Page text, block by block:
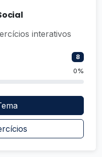
interativos
8
0%